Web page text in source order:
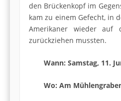
den Brückenkopf im
kam zu einem Gefecht, in
Amerikaner wieder auf
zurückziehen mussten.
Wann: Samstag, 11.
Wo: Am